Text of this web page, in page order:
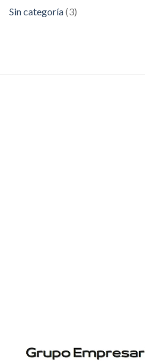
Sin categoría(3)